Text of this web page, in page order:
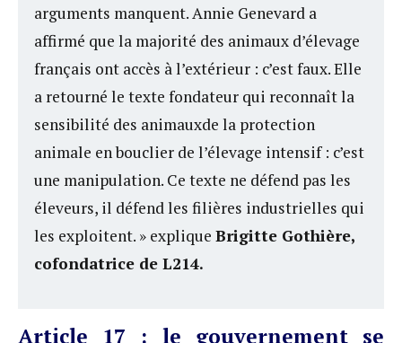
arguments manquent. Annie Genevard a
affirmé que la majorité des animaux d’élevage
français ont accès à l’extérieur : c’est faux. Elle
a retourné le texte fondateur qui reconnaît la
sensibilité des animauxde la protection
animale en bouclier de l’élevage intensif : c’est
une manipulation. Ce texte ne défend pas les
éleveurs, il défend les filières industrielles qui
les exploitent. » explique Brigitte Gothière,
cofondatrice de L214.
Article 17 : le gouvernement se